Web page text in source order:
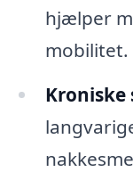
hjælper
mobilitet.
Kroniske